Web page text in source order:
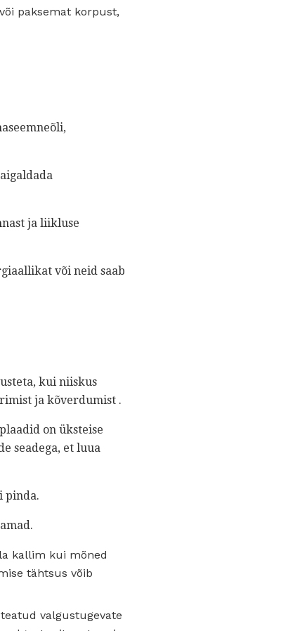
paksemat korpust,
ja liikluse
või neid saab
kui niiskus
ja kõverdumist .
on üksteise
seadega, et luua
pinda.
kallim kui mõned
tähtsus võib
valgustugevate